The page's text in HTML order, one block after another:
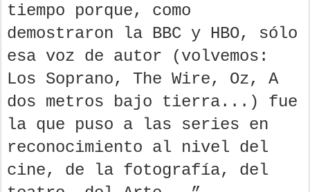
tiempo porque, como
demostraron la BBC y HBO, sólo
esa voz de autor (volvemos:
Los Soprano, The Wire, Oz, A
dos metros bajo tierra...) fue
la que puso a las series en
reconocimiento al nivel del
cine, de la fotografía, del